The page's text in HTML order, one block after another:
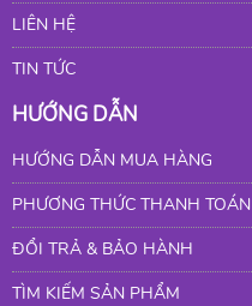
LIÊN HỆ
TIN TỨC
HƯỚNG DẪN
HƯỚNG DẪN MUA HÀNG
PHƯƠNG THỨC THANH TOÁN
ĐỔI TRẢ & BẢO HÀNH
TÌM KIẾM SẢN PHẨM